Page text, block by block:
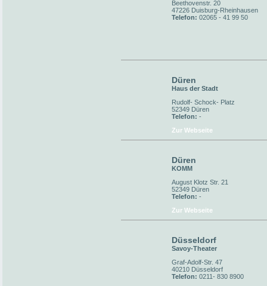
Beethovenstr. 20
47226 Duisburg-Rheinhausen
Telefon: 02065 - 41 99 50
Düren
Haus der Stadt
Rudolf- Schock- Platz
52349 Düren
Telefon: -
Zur Webseite
Düren
KOMM
August Klotz Str. 21
52349 Düren
Telefon: -
Zur Webseite
Düsseldorf
Savoy-Theater
Graf-Adolf-Str. 47
40210 Düsseldorf
Telefon: 0211- 830 8900